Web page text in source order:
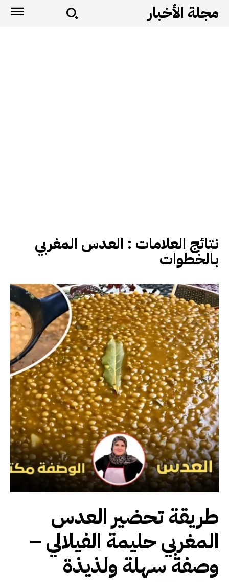
مجلة الأخبار
نتائج العلامات : العدس المغربي
بالخطوات
طريقة تحضير العدس
المغربي حليمة الفيلالي –
وصفة سهلة ولذيذة